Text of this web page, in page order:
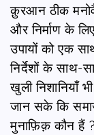
क़ुरआन ठीक
और निर्माण के
उपायों को एक
निर्देशों के साथ-
खुली निशानियाँ
जान सके कि
मुनाफ़िक़ कौन हैं